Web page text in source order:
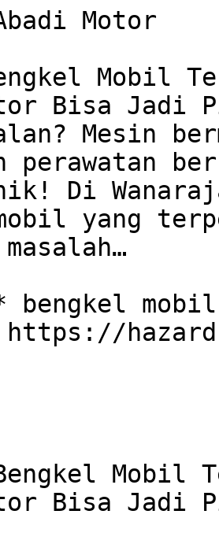
Motor
Mobil
Bisa Jadi
Mesin
perawatan
Di
yang
bengkel
https://
Mobil
Bisa Jadi